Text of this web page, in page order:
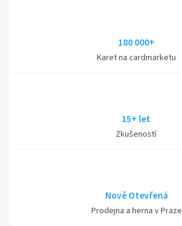
180 000+
Karet na cardmarketu
15+ let
Zkušeností
Nově Otevřená
Prodejna a herna v Praze